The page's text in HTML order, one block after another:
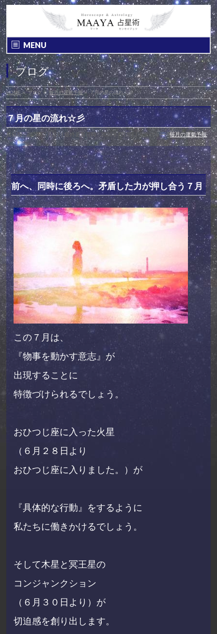
MENU
ブログ
HOME» ブログ » 毎月の運氣予報» ７月の星の流れ☆彡
７月の星の流れ☆彡
投稿日 : 2020年7月3日 最終更新日時 : 2020年7月3日 カテゴリー :毎月の運氣予報
前へ、同時に後ろへ。矛盾した力が押し合う７月
この７月は、
『物事を動かす意志』が
出現することに
特徴づけられるでしょう。
おひつじ座に入った火星
（６月２８日より
おひつじ座に入りました。） が
『具体的な行動』をするように
私たちに働きかけるでしょう。
そして木星と冥王星の
コンジャンクション
（６月３０日より）が
切迫感を創り出します。